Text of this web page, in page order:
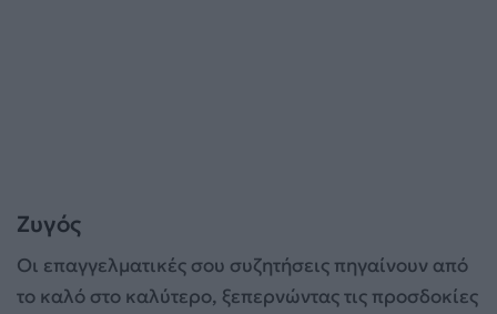
Ζυγός
Οι επαγγελματικές σου συζητήσεις πηγαίνουν από
το καλό στο καλύτερο, ξεπερνώντας τις προσδοκίες